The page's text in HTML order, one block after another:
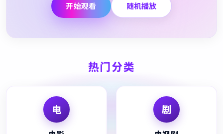
开始观看 随机播放
热门分类
电 剧